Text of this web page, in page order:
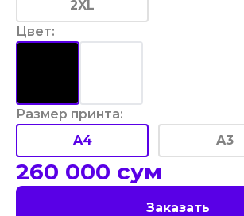
2XL
Цвет:
Размер принта:
A4
A3
260 000 сум
Заказать